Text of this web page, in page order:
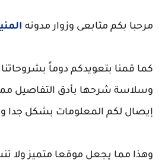
مرحبا بكم متابعى وزوار مدونه
كما قمنا بتعويدكم دوماً
وسلاسة شرحها بأدق التفاصيل
إيصال لكم المعلومات بشكل جدا
وهذا مما يجعل موقعا متميز ولا